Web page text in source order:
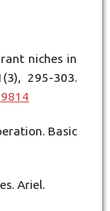
niches in
295-303.
Basic
Ariel.